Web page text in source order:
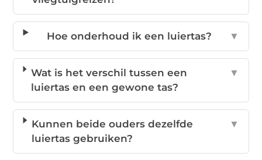
Hoe onderhoud ik een luiertas? ▼
Wat is het verschil tussen een
luiertas en een gewone tas?
▼
Kunnen beide ouders dezelfde
luiertas gebruiken?
▼